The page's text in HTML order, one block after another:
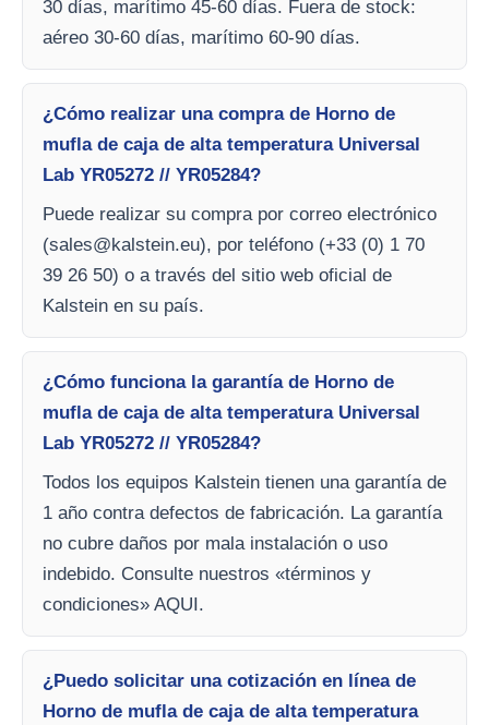
30 días, marítimo 45-60 días. Fuera de stock:
aéreo 30-60 días, marítimo 60-90 días.
¿Cómo realizar una compra de Horno de
mufla de caja de alta temperatura Universal
Lab YR05272 // YR05284?
Puede realizar su compra por correo electrónico
(sales@kalstein.eu), por teléfono (+33 (0) 1 70
39 26 50) o a través del sitio web oficial de
Kalstein en su país.
¿Cómo funciona la garantía de Horno de
mufla de caja de alta temperatura Universal
Lab YR05272 // YR05284?
Todos los equipos Kalstein tienen una garantía de
1 año contra defectos de fabricación. La garantía
no cubre daños por mala instalación o uso
indebido. Consulte nuestros «términos y
condiciones» AQUI.
¿Puedo solicitar una cotización en línea de
Horno de mufla de caja de alta temperatura